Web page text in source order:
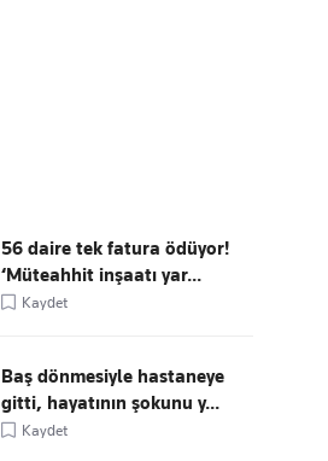
56 daire tek fatura ödüyor!
‘Müteahhit inşaatı yar...
Kaydet
Baş dönmesiyle hastaneye
gitti, hayatının şokunu y...
Kaydet